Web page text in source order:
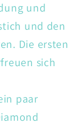
und
und den
Die ersten
sich
paar